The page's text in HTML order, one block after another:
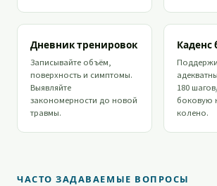
Дневник тренировок
Записывайте объём,
поверхность и симптомы.
Выявляйте
закономерности до новой
травмы.
Каденс
180
боковую
колено.
ЧАСТО ЗАДАВАЕМЫЕ ВОПРОСЫ